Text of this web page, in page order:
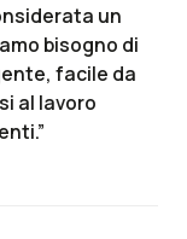
un
bisogno di
facile da
al lavoro